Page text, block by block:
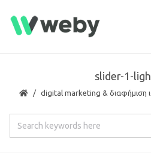
slider-1-
digital marketing & διαφήμιση